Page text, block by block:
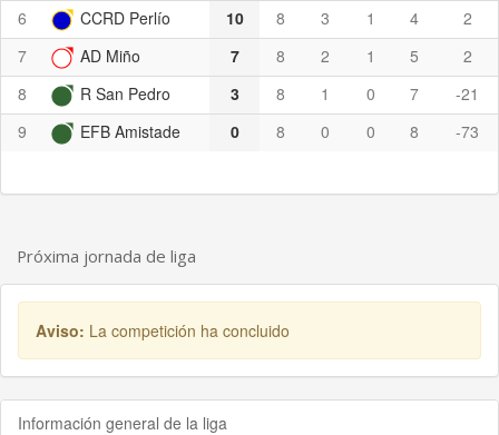
6
CCRD Perlío 10 8 3 1 4
2
7
AD Miño 7 8 2 1 5
2
8
R San Pedro 3 8 1 0 7
-21
9
EFB Amistade 0 8 0 0 8 -73
Próxima jornada de liga
Aviso: La competición ha concluido
Información general de la liga